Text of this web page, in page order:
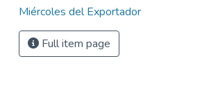
Miércoles del Exportador
Full item page